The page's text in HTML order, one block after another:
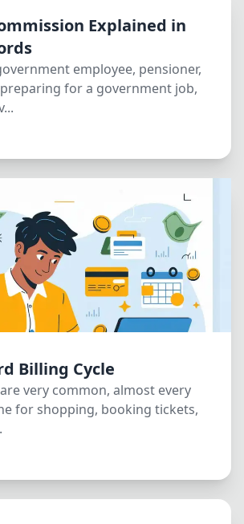
Explained in
employee, pensioner,
for a government job,
Billing Cycle
very common, almost every
for shopping, booking tickets,